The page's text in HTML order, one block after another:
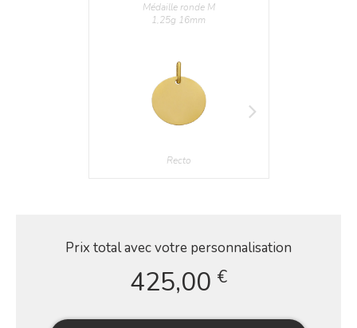
Médaille ronde M
1,25g 16mm
Recto
Prix total avec votre personnalisation
425,00 €